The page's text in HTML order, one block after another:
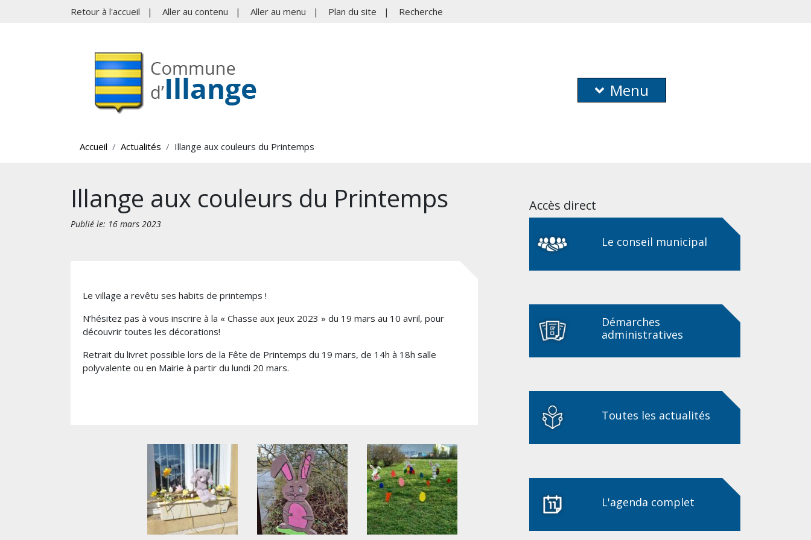
Retour à l'accueil | Aller au contenu | Aller au menu | Plan du site | Recherche
Menu
Accueil Actualités Illange aux couleurs du Printemps
Illange aux couleurs du Printemps
Publié le: 16 mars 2023
Le village a revêtu ses habits de printemps !
N’hésitez pas à vous inscrire à la « Chasse aux jeux 2023 » du 19 mars au 10 avril, pour
découvrir toutes les décorations!
Retrait du livret possible lors de la Fête de Printemps du 19 mars, de 14h à 18h salle
polyvalente ou en Mairie à partir du lundi 20 mars.
Accès direct
Le conseil municipal
Démarches
administratives
Toutes les actualités
L'agenda complet